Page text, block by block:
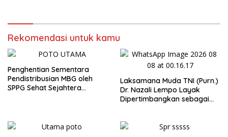
Rekomendasi untuk kamu
Penghentian Sementara
Pendistribusian MBG oleh
SPPG Sehat Sejahtera
Laksamana Muda TNI (Purn.)
Dr. Nazali Lempo Layak
Dipertimbangkan sebagai
Berkompromi terhadap